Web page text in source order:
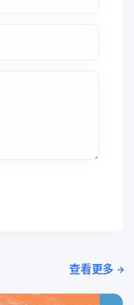
查看更多